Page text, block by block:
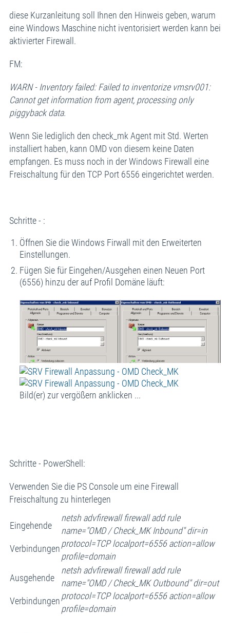
diese Kurzanleitung soll Ihnen den Hinweis geben, warum
eine Windows Maschine nicht iventorisiert werden kann bei
aktivierter Firewall.
FM:
WARN - Inventory failed: Failed to inventorize vmsrv001:
Cannot get information from agent, processing only
piggyback data.
Wenn Sie lediglich den check_mk Agent mit Std. Werten
installiert haben, kann OMD von diesem keine Daten
empfangen. Es muss noch in der Windows Firewall eine
Freischaltung für den TCP Port 6556 eingerichtet werden.
Schritte - :
Öffnen Sie die Windows Firwall mit den Erweiterten
Einstellungen.
Fügen Sie für Eingehen/Ausgehen einen Neuen Port
(6556) hinzu der auf Profil Domäne läuft:
Bild(er) zur vergößern anklicken ...
Schritte - PowerShell:
Verwenden Sie die PS Console um eine Firewall
Freischaltung zu hinterlegen
Eingehende
Verbindungen
netsh advfirewall firewall add rule
name="OMD / Check_MK Inbound" dir=in
protocol=TCP localport=6556 action=allow
profile=domain
Ausgehende
Verbindungen
netsh advfirewall firewall add rule
name="OMD / Check_MK Outbound" dir=out
protocol=TCP localport=6556 action=allow
profile=domain